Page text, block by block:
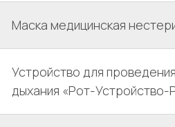
Маска медицинская
Устройство для
дыхания «Рот-Устройство-